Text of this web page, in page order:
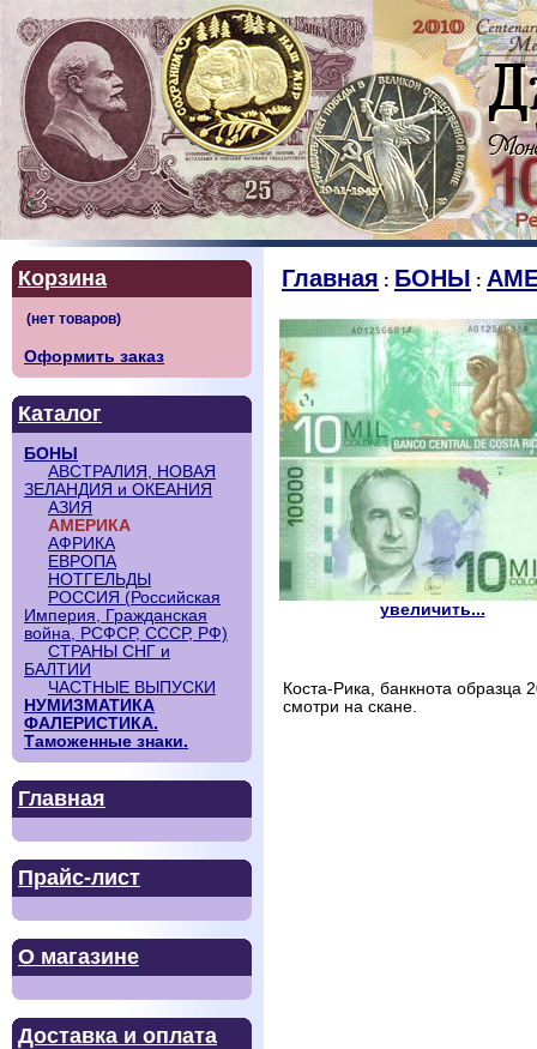
Корзина
Оформить заказ
Каталог
БОНЫ
АВСТРАЛИЯ, НОВАЯ
ЗЕЛАНДИЯ и ОКЕАНИЯ
АЗИЯ
АМЕРИКА
АФРИКА
ЕВРОПА
НОТГЕЛЬДЫ
РОССИЯ (Российская
Империя, Гражданская
война, РСФСР, СССР, РФ)
СТРАНЫ СНГ и
БАЛТИИ
ЧАСТНЫЕ ВЫПУСКИ
НУМИЗМАТИКА
ФАЛЕРИСТИКА.
Таможенные знаки.
Главная
Прайс-лист
О магазине
Доставка и оплата
Главная : БОНЫ :
увеличить...
Коста-Рика, банкнота образца
смотри на скане.